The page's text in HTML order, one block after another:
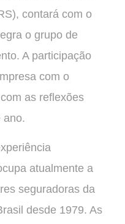
contará com o
o grupo de
A participação
com o
as reflexões
ano.
atualmente a
seguradoras da
desde 1979. As